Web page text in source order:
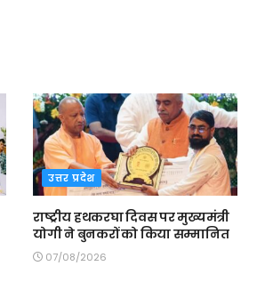
उत्तर प्रदेश
राष्ट्रीय हथकरघा दिवस पर मुख्यमंत्री
योगी ने बुनकरों को किया सम्मानित
07/08/2026